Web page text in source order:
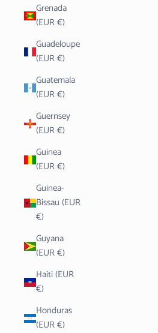
Grenada
(EUR €)
Guadeloupe
(EUR €)
Guatemala
(EUR €)
Guernsey
(EUR €)
Guinea
(EUR €)
Guinea-
Bissau (EUR
€)
Guyana
(EUR €)
Haiti (EUR
€)
Honduras
(EUR €)